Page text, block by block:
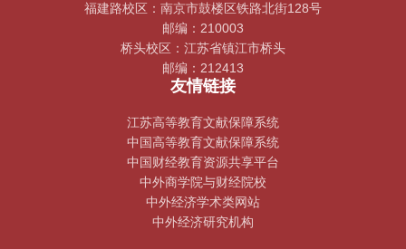
福建路校区：南京市鼓楼区铁路北街128号
邮编：210003
桥头校区：江苏省镇江市桥头
邮编：212413
友情链接
江苏高等教育文献保障系统
中国高等教育文献保障系统
中国财经教育资源共享平台
中外商学院与财经院校
中外经济学术类网站
中外经济研究机构